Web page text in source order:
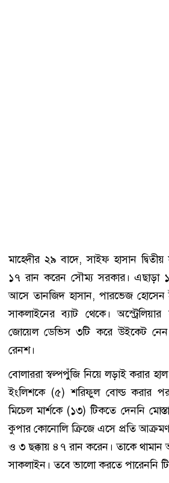
মাহেদীর ২৯ বাদে, সাইফ হাসান
১৭ রান করেন সৌম্য সরকার। এছাড়া
আসে তানজিদ হাসান, পারভেজ
সাকলাইনের ব্যাট থেকে।
জোয়েল ডেভিস ৩টি করে উইকেট
রেনশ।
বোলাররা স্বল্পপুঁজি নিয়ে লড়াই করার
ইংলিশকে (৫) শরিফুল বোল্ড করার পর
মিচেল মার্শকে (১৩) টিকতে দেননি
কুপার কোনোলি ক্রিজে এসে প্রতি
ও ৩ ছক্কায় ৪৭ রান করেন। তাকে
সাকলাইন। তবে ভালো করতে পারেননি